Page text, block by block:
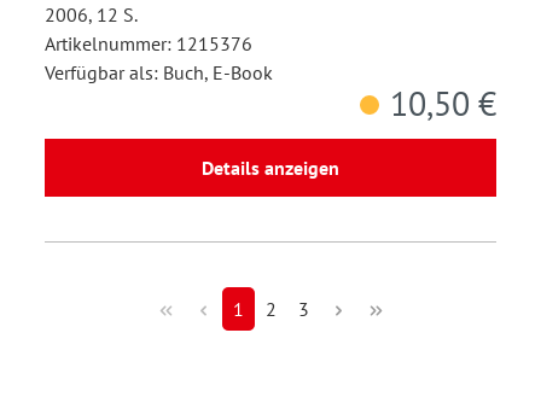
2006, 12 S.
Artikelnummer: 1215376
Verfügbar als: Buch, E-Book
10,50 €
Details anzeigen
1 2 3